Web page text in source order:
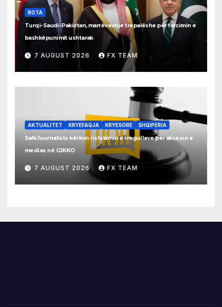
BOTA
Turqi-Saudi-Pakistan, marrëveshje trepalëshe për forcimin e
bashkëpunimit ushtarak
7 AUGUST 2026 FX TEAM
AKTUALITET KRYEFAQJA KRYESORE SHQIPERIA
SafeJournalists kërkon rishikimin e rregullave për aksesin e
medias në GJKKO
7 AUGUST 2026 FX TEAM